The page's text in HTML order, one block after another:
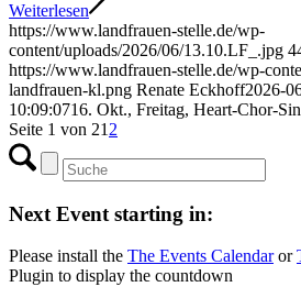
Weiterlesen
https://www.landfrauen-stelle.de/wp-
content/uploads/2026/06/13.10.LF_.jpg
https://www.landfrauen-stelle.de/wp-
landfrauen-kl.png Renate Eckhoff2026-
10:09:0716. Okt., Freitag, Heart-Chor-
Seite 1 von 21 2
Next Event starting in:
Please install the The Events Calendaror
Plugin to display the countdown